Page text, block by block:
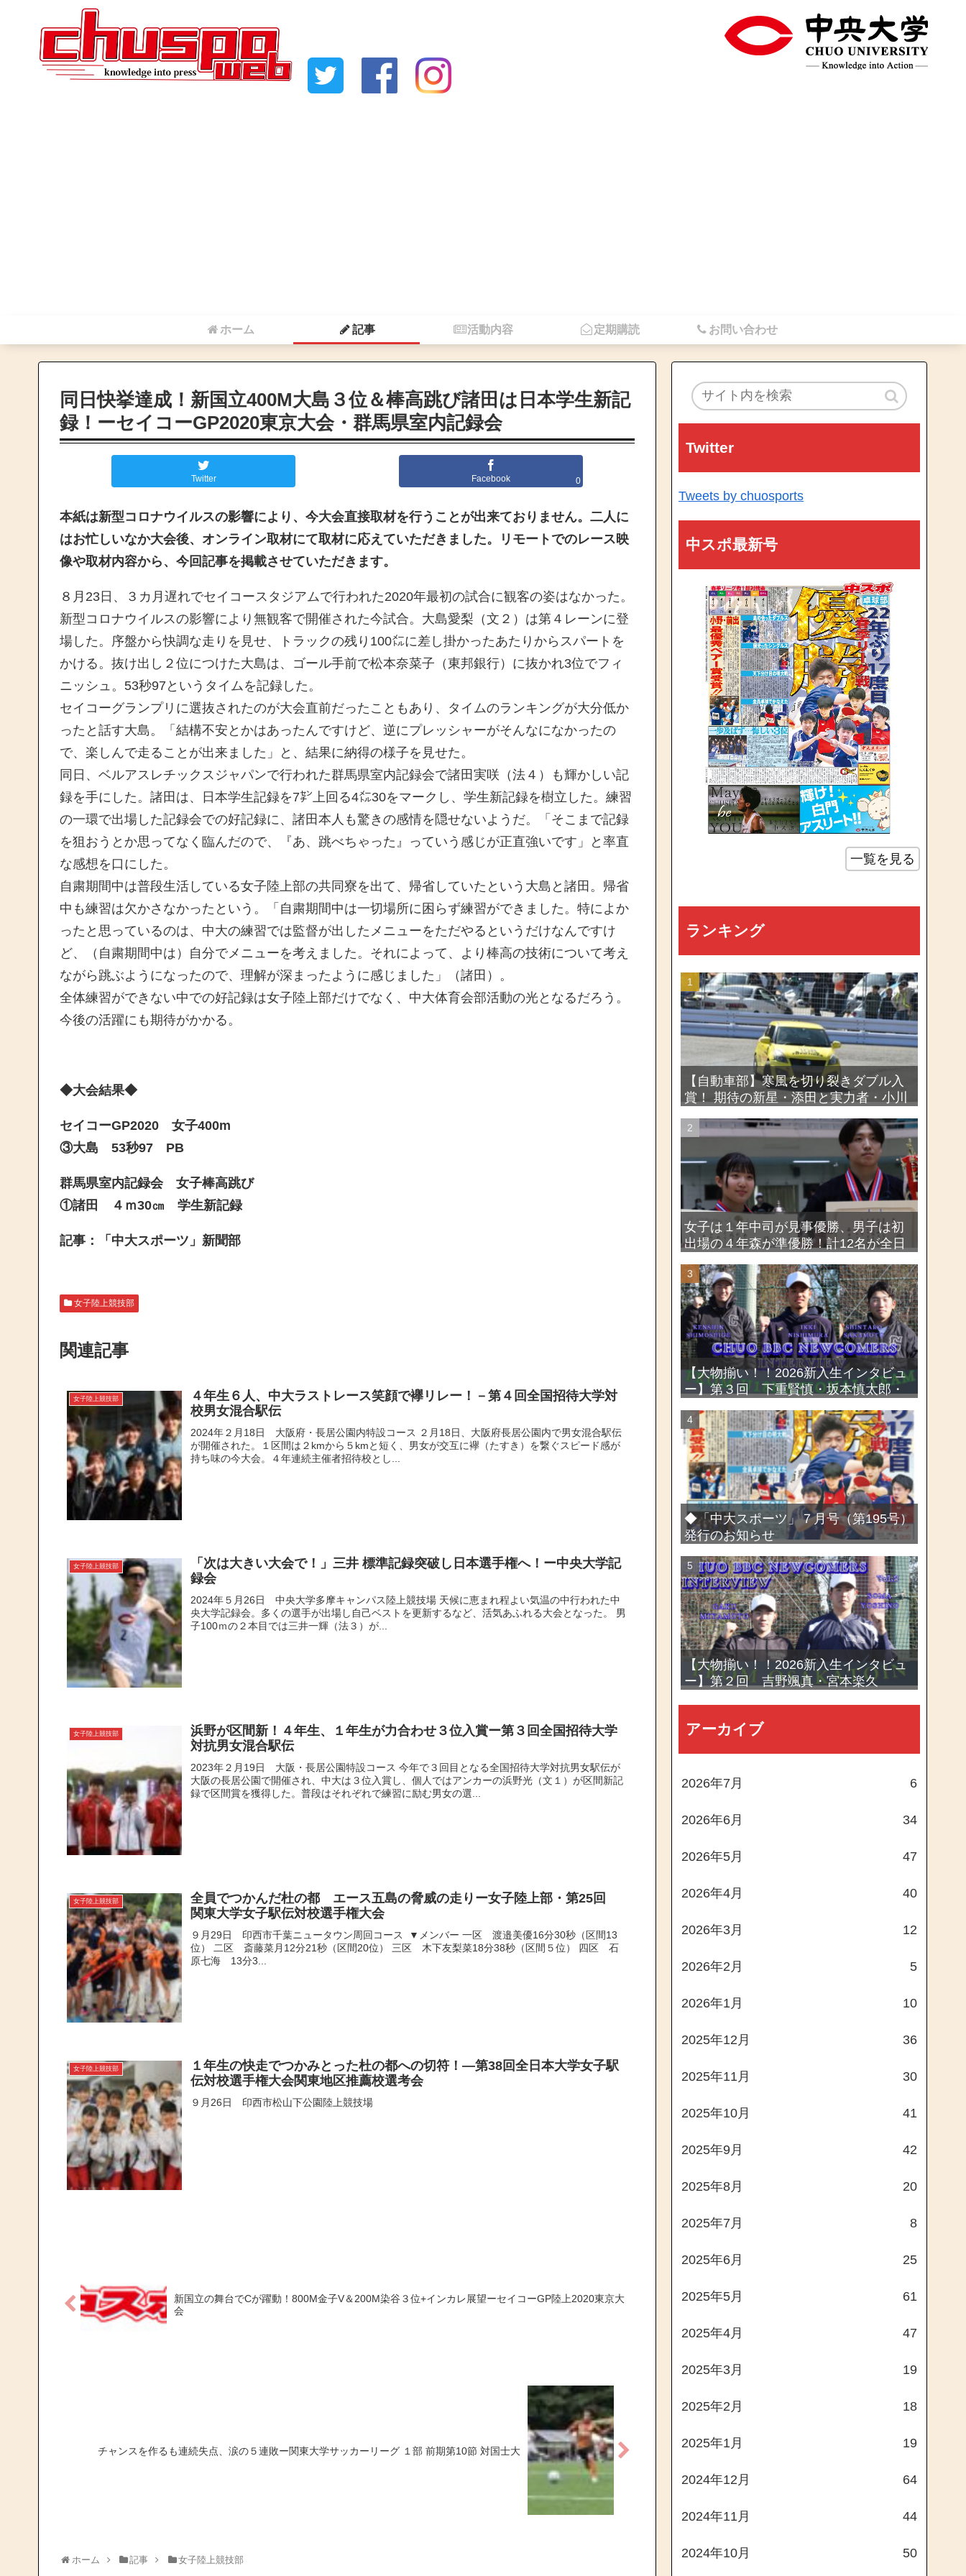
ホーム 記事 活動内容 定期購読 お問い合わせ
同日快挙達成！新国立400M大島３位＆棒高跳び諸田は日本学生新記
録！ーセイコーGP2020東京大会・群馬県室内記録会
Twitter Facebook 0
本紙は新型コロナウイルスの影響により、今大会直接取材を行うことが出来ておりません。二人に
はお忙しいなか大会後、オンライン取材にて取材に応えていただきました。リモートでのレース映
像や取材内容から、今回記事を掲載させていただきます。
８月23日、３カ月遅れでセイコースタジアムで行われた2020年最初の試合に観客の姿はなかった。
新型コロナウイルスの影響により無観客で開催された今試合。大島愛梨（文２）は第４レーンに登
場した。序盤から快調な走りを見せ、トラックの残り100㍍に差し掛かったあたりからスパートを
かける。抜け出し２位につけた大島は、ゴール手前で松本奈菜子（東邦銀行）に抜かれ3位でフィ
ニッシュ。53秒97というタイムを記録した。
セイコーグランプリに選抜されたのが大会直前だったこともあり、タイムのランキングが大分低か
ったと話す大島。「結構不安とかはあったんですけど、逆にプレッシャーがそんなになかったの
で、楽しんで走ることが出来ました」と、結果に納得の様子を見せた。
同日、ベルアスレチックスジャパンで行われた群馬県室内記録会で諸田実咲（法４）も輝かしい記
録を手にした。諸田は、日本学生記録を7㌢上回る4㍍30をマークし、学生新記録を樹立した。練習
の一環で出場した記録会での好記録に、諸田本人も驚きの感情を隠せないようだ。「そこまで記録
を狙おうとか思ってなく臨んだので、『あ、跳べちゃった』っていう感じが正直強いです」と率直
な感想を口にした。
自粛期間中は普段生活している女子陸上部の共同寮を出て、帰省していたという大島と諸田。帰省
中も練習は欠かさなかったという。「自粛期間中は一切場所に困らず練習ができました。特によか
ったと思っているのは、中大の練習では監督が出したメニューをただやるというだけなんですけ
ど、（自粛期間中は）自分でメニューを考えました。それによって、より棒高の技術について考え
ながら跳ぶようになったので、理解が深まったように感じました」（諸田）。
全体練習ができない中での好記録は女子陸上部だけでなく、中大体育会部活動の光となるだろう。
今後の活躍にも期待がかかる。
◆大会結果◆
セイコーGP2020 女子400m
③大島 53秒97 PB
群馬県室内記録会 女子棒高跳び
①諸田 ４ｍ30㎝ 学生新記録
記事：「中大スポーツ」新聞部
女子陸上競技部
関連記事
女子陸上競技部
４年生６人、中大ラストレース笑顔で襷リレー！－第４回全国招待大学対
校男女混合駅伝
2024年２月18日 大阪府・長居公園内特設コース ２月18日、大阪府長居公園内で男女混合駅伝
が開催された。１区間は２kmから５kmと短く、男女が交互に襷（たすき）を繋ぐスピード感が
持ち味の今大会。４年連続主催者招待校とし...
女子陸上競技部
「次は大きい大会で！」三井 標準記録突破し日本選手権へ！ー中央大学記
録会
2024年５月26日 中央大学多摩キャンパス陸上競技場 天候に恵まれ程よい気温の中行われた中
央大学記録会。多くの選手が出場し自己ベストを更新するなど、活気あふれる大会となった。 男
子100ｍの２本目では三井一輝（法３）が...
女子陸上競技部
浜野が区間新！４年生、１年生が力合わせ３位入賞ー第３回全国招待大学
対抗男女混合駅伝
2023年２月19日 大阪・長居公園特設コース 今年で３回目となる全国招待大学対抗男女駅伝が
大阪の長居公園で開催され、中大は３位入賞し、個人ではアンカーの浜野光（文１）が区間新記
録で区間賞を獲得した。普段はそれぞれで練習に励む男女の選...
女子陸上競技部
全員でつかんだ杜の都 エース五島の脅威の走りー女子陸上部・第25回
関東大学女子駅伝対校選手権大会
９月29日 印西市千葉ニュータウン周回コース ▼メンバー 一区 渡邉美優16分30秒（区間13
位） 二区 斎藤菜月12分21秒（区間20位） 三区 木下友梨菜18分38秒（区間５位） 四区 石
原七海 13分3...
女子陸上競技部
１年生の快走でつかみとった杜の都への切符！―第38回全日本大学女子駅
伝対校選手権大会関東地区推薦校選考会
９月26日 印西市松山下公園陸上競技場
新国立の舞台でCが躍動！800M金子V＆200M染谷３位+インカレ展望ーセイコーGP陸上2020東京大
会
チャンスを作るも連続失点、涙の５連敗ー関東大学サッカーリーグ １部 前期第10節 対国士大
ホーム 記事 女子陸上競技部
Twitter
Tweets by chuosports
中スポ最新号
一覧を見る
ランキング
【自動車部】寒風を切り裂きダブル入
賞！ 期待の新星・添田と実力者・小川
大会2026
女子は１年中司が見事優勝、男子は初
出場の４年森が準優勝！計12名が全日
剣道選手権大会・第72回関東学生剣道
選手権大会
【大物揃い！！2026新入生インタビュ
ー】第３回 下重賢慎・坂本慎太郎・
◆「中大スポーツ」７月号（第195号）
発行のお知らせ
【大物揃い！！2026新入生インタビュ
ー】第２回 吉野颯真・宮本楽久
アーカイブ
2026年7月 6
2026年6月 34
2026年5月 47
2026年4月 40
2026年3月 12
2026年2月 5
2026年1月 10
2025年12月 36
2025年11月 30
2025年10月 41
2025年9月 42
2025年8月 20
2025年7月 8
2025年6月 25
2025年5月 61
2025年4月 47
2025年3月 19
2025年2月 18
2025年1月 19
2024年12月 64
2024年11月 44
2024年10月 50